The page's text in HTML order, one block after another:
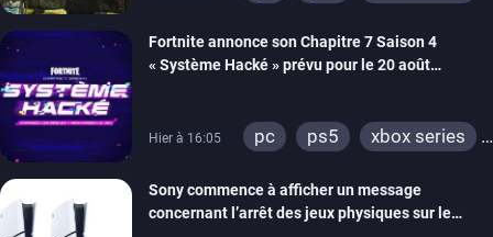
Fortnite annonce son Chapitre 7 Saison 4
« Système Hacké » prévu pour le 20 août
Hier à 16:05 pc ps5
xbox series
ps4
xbox one
switch 2
Sony commence à afficher un message
concernant l’arrêt des jeux physiques sur le